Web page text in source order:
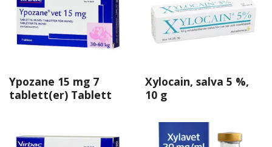
Ypozane 15 mg 7
tablett(er) Tablett
Xylocain, salva 5 %,
10 g